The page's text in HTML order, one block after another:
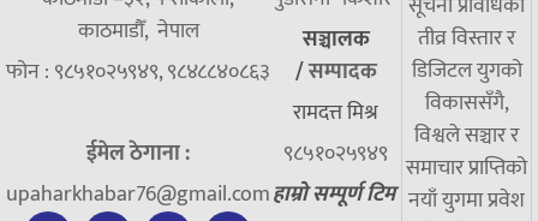
काठमाडौँ, नेपाल
फोन : ९८५१०२५९४९, ९८४८८४०८६३
ईमेल ठेगाना :
upaharkhabar76@gmail.com
सञ्चालक
/सम्पादक
रामदत्त मिश्र
९८५१०२५९४९
हाम्रो सम्पूर्ण टिम
तीव्र विस्तार र
डिजिटल युगको
विकाससँगै,
विश्वले सञ्चार र
समाचार प्राप्तिको
नयाँ युगमा प्रवेश